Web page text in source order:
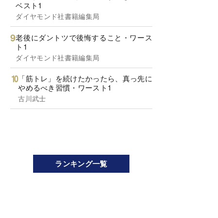
ベスト1
ダイヤモンド社書籍編集局
老後にダントツで後悔すること・ワース
ト1
ダイヤモンド社書籍編集局
「筋トレ」を続けたかったら、真っ先に
やめるべき習慣・ワースト1
古川武士
ランキング一覧